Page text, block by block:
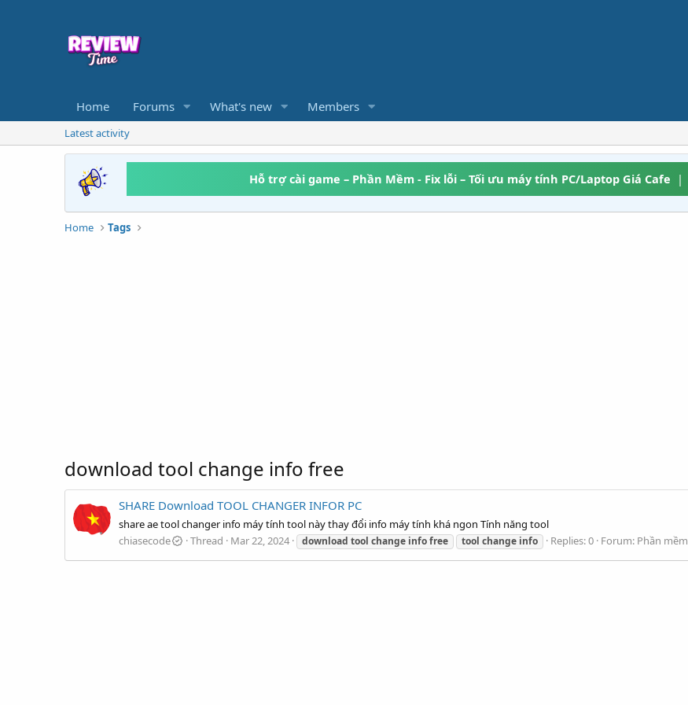
Home Forums What's new Members
Latest activity
Hỗ trợ cài game – Phần Mềm - Fix lỗi – Tối ưu máy tính PC/Laptop Giá Cafe |
Home Tags
download tool change info free
SHARE Download TOOL CHANGER INFOR PC
share ae tool changer info máy tính tool này thay đổi info máy tính khá ngon Tính năng tool
chiasecode
Thread Mar 22, 2024 download tool change infofree tool change info Replies: 0 Forum: Phần mềm